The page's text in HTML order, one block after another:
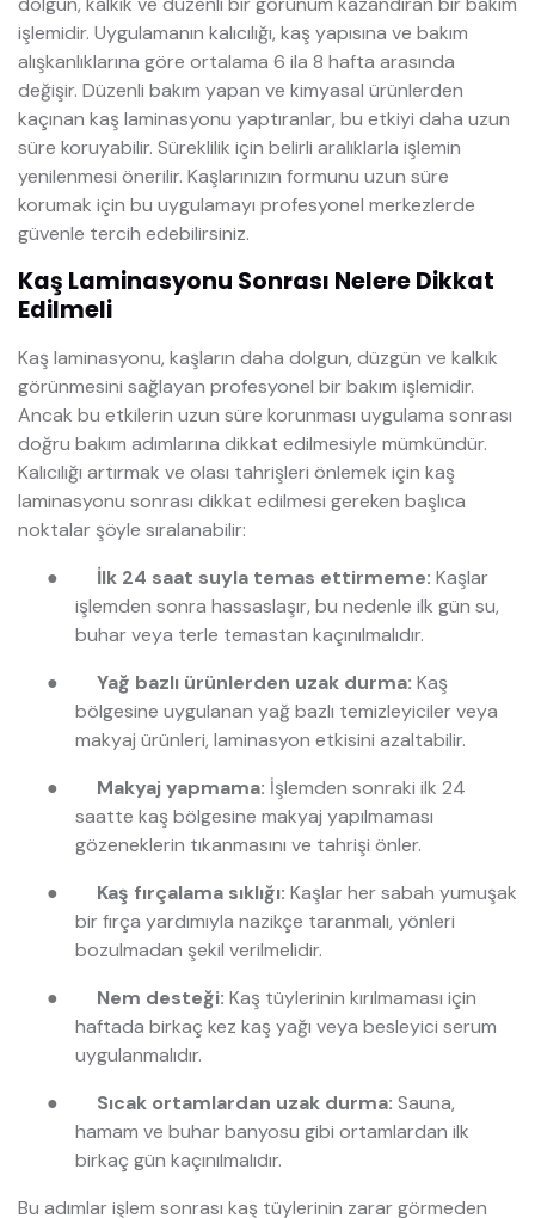
işlemidir. Uygulamanın kalıcılığı, kaş yapısına ve bakım
alışkanlıklarına göre ortalama 6 ila 8 hafta arasında
değişir. Düzenli bakım yapan ve kimyasal ürünlerden
kaçınan kaş laminasyonu yaptıranlar, bu etkiyi daha uzun
süre koruyabilir. Süreklilik için belirli aralıklarla işlemin
yenilenmesi önerilir. Kaşlarınızın formunu uzun süre
korumak için bu uygulamayı profesyonel merkezlerde
güvenle tercih edebilirsiniz.
Kaş Laminasyonu Sonrası Nelere Dikkat
Edilmeli
Kaş laminasyonu, kaşların daha dolgun, düzgün ve kalkık
görünmesini sağlayan profesyonel bir bakım işlemidir.
Ancak bu etkilerin uzun süre korunması uygulama sonrası
doğru bakım adımlarına dikkat edilmesiyle mümkündür.
Kalıcılığı artırmak ve olası tahrişleri önlemek için kaş
laminasyonu sonrası dikkat edilmesi gereken başlıca
noktalar şöyle sıralanabilir:
●
İlk 24 saat suyla temas ettirmeme: Kaşlar
işlemden sonra hassaslaşır, bu nedenle ilk gün su,
buhar veya terle temastan kaçınılmalıdır.
●
Yağ bazlı ürünlerden uzak durma: Kaş
bölgesine uygulanan yağ bazlı temizleyiciler veya
makyaj ürünleri, laminasyon etkisini azaltabilir.
●
Makyaj yapmama: İşlemden sonraki ilk 24
saatte kaş bölgesine makyaj yapılmaması
gözeneklerin tıkanmasını ve tahrişi önler.
●
Kaş fırçalama sıklığı: Kaşlar her sabah yumuşak
bir fırça yardımıyla nazikçe taranmalı, yönleri
bozulmadan şekil verilmelidir.
●
Nem desteği: Kaş tüylerinin kırılmaması için
haftada birkaç kez kaş yağı veya besleyici serum
uygulanmalıdır.
●
Sıcak ortamlardan uzak durma: Sauna,
hamam ve buhar banyosu gibi ortamlardan ilk
birkaç gün kaçınılmalıdır.
Bu adımlar işlem sonrası kaş tüylerinin zarar görmeden